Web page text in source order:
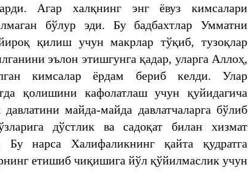
Агар халқнинг энг ёвуз кимсалари
бўлур эди. Бу бадбахтлар Умматни
қилиш учун макрлар тўқиб, тузоқлар
эълон этишгунга қадар, уларга Аллоҳ,
кимсалар ёрдам бериб келди. Улар
қолишини кафолатлаш учун қуйидагича
майда-майда давлатчаларга бўлиб
дўстлик ва садоқат билан хизмат
нарса Халифаликнинг қайта қудратга
етишиб чиқишига йўл қўйилмаслик учун